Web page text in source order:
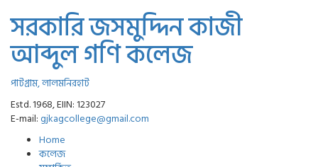
সরকারি জসমুদ্দিন কাজী
আব্দুল গণি কলেজ
পাটগ্রাম, লালমনিরহাট
Estd. 1968, EIIN: 123027
E-mail:gjkagcollege@gmail.com
Home
কলেজ